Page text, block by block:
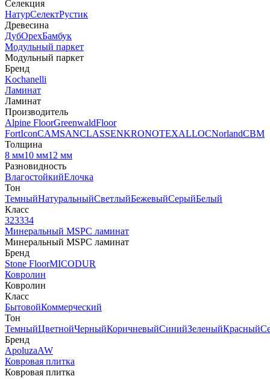
Селекция
НатурСелектРустик
Древесина
ДубОрехБамбук
Модульный паркет
Модульный паркет
Бренд
Kochanelli
Ламинат
Ламинат
Производитель
Alpine FloorGreenwaldFloor
FortIconCAMSANCLASSENKRONOTEXALLOCNorlandCBM
Толщина
8 мм10 мм12 мм
Разновидность
ВлагостойкийЕлочка
Тон
ТемныйНатуральныйСветлыйБежевыйСерыйБелый
Класс
323334
Минеральный MSPC ламинат
Минеральный MSPC ламинат
Бренд
Stone FloorMICODUR
Ковролин
Ковролин
Класс
БытовойКоммерческий
Тон
ТемныйЦветнойЧерныйКоричневыйСинийЗеленыйКрасный
Бренд
ApoluzaAW
Ковровая плитка
Ковровая плитка